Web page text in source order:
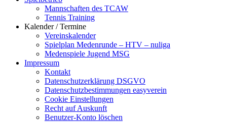
Mannschaften des TCAW
Tennis Training
Kalender / Termine
Vereinskalender
Spielplan Medenrunde – HTV – nuliga
Medenspiele Jugend MSG
Impressum
Kontakt
Datenschutzerklärung DSGVO
Datenschutzbestimmungen easyverein
Cookie Einstellungen
Recht auf Auskunft
Benutzer-Konto löschen